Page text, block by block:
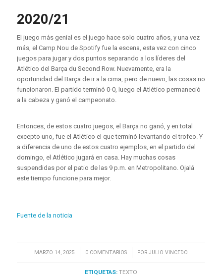
2020/21
El juego más genial es el juego hace solo cuatro años, y una vez
más, el Camp Nou de Spotify fue la escena, esta vez con cinco
juegos para jugar y dos puntos separando a los líderes del
Atlético del Barça du Second Row. Nuevamente, era la
oportunidad del Barça de ir a la cima, pero de nuevo, las cosas no
funcionaron. El partido terminó 0-0, luego el Atlético permaneció
a la cabeza y ganó el campeonato.
Entonces, de estos cuatro juegos, el Barça no ganó, y en total
excepto uno, fue el Atlético el que terminó levantando el trofeo. Y
a diferencia de uno de estos cuatro ejemplos, en el partido del
domingo, el Atlético jugará en casa. Hay muchas cosas
suspendidas por el patio de las 9 p.m. en Metropolitano. Ojalá
este tiempo funcione para mejor.
Fuente de la noticia
MARZO 14, 2025
/ 0 COMENTARIOS
/ POR JULIO VINCEDO
ETIQUETAS: TEXTO